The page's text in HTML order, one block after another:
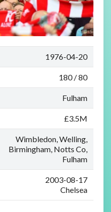
1976-04-20
180 / 80
Fulham
£3.5M
Wimbledon, Welling,
Birmingham, Notts Co,
Fulham
2003-08-17
Chelsea